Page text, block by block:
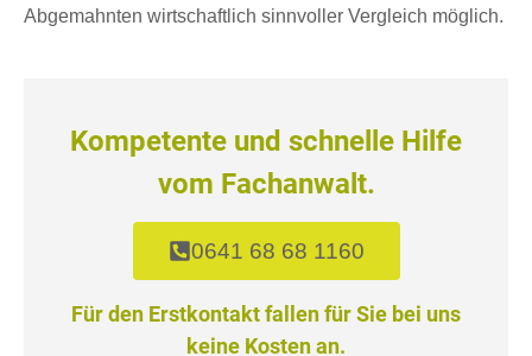
Abgemahnten wirtschaftlich sinnvoller Vergleich möglich.
Kompetente und schnelle Hilfe
vom Fachanwalt.
0641 68 68 1160
Für den Erstkontakt fallen für Sie bei uns
keine Kosten an.